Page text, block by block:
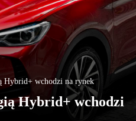
Hybrid+ wchodzi na rynek
Hybrid+ wchodzi